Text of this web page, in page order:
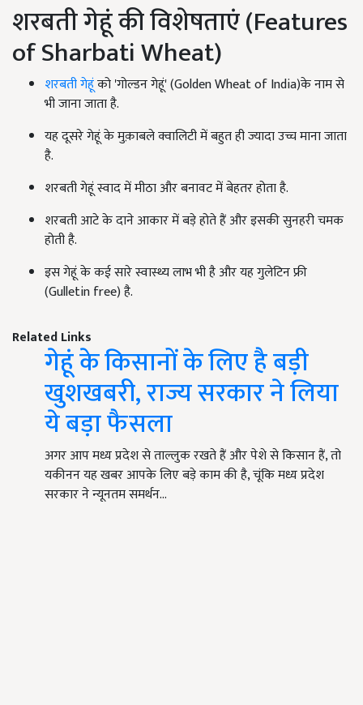
शरबती गेहूं की विशेषताएं (Features
of Sharbati Wheat)
शरबती गेहूंको 'गोल्डन गेहूं' (Golden Wheat of India)के नाम से
भी जाना जाता है.
यह दूसरे गेहूं के मुक़ाबले क्वालिटी में बहुत ही ज्यादा उच्च माना जाता
है.
शरबती गेहूं स्वाद में मीठा और बनावट में बेहतर होता है.
शरबती आटे के दाने आकार में बड़े होते हैं और इसकी सुनहरी चमक
होती है.
इस गेहूं के कई सारे स्वास्थ्य लाभ भी है और यह गुलेटिन फ्री
(Gulletin free) है.
Related Links
गेहूं के किसानों के लिए है बड़ी
खुशखबरी, राज्य सरकार ने लिया
ये बड़ा फैसला
अगर आप मध्य प्रदेश से ताल्लुक रखते हैं और पेशे से किसान हैं, तो
यकीनन यह खबर आपके लिए बड़े काम की है, चूंकि मध्य प्रदेश
सरकार ने न्यूनतम समर्थन…